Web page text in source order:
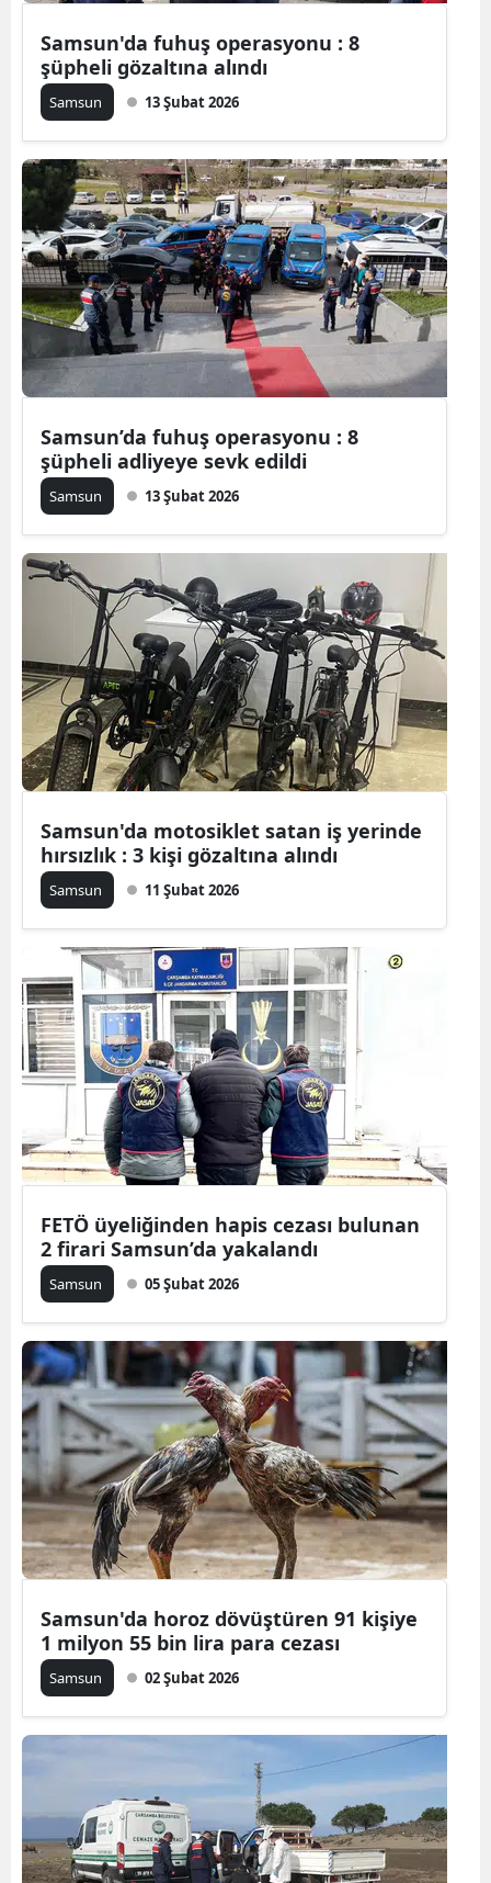
Gaziantep
Giresun
Gümüşhane
Hakkari
Hatay
Isparta
Kars
Kastamonu
Kayseri
Kırklareli
Kırşehir
Kocaeli
Konya
Malatya
Muş
Rize
Sakarya
Samsun
Siirt
Sinop
Sivas
Tunceli
Şanlıurfa
Uşak
Van
Samsun'da fuhuş operasyonu : 8
şüpheli gözaltına alındı
Samsun 13 Şubat 2026
Samsun’da fuhuş operasyonu : 8
şüpheli adliyeye sevk edildi
Samsun 13 Şubat 2026
Samsun'da motosiklet satan iş yerinde
hırsızlık : 3 kişi gözaltına alındı
Samsun 11 Şubat 2026
FETÖ üyeliğinden hapis cezası bulunan
2 firari Samsun’da yakalandı
Samsun 05 Şubat 2026
Samsun'da horoz dövüştüren 91 kişiye
1 milyon 55 bin lira para cezası
Samsun 02 Şubat 2026